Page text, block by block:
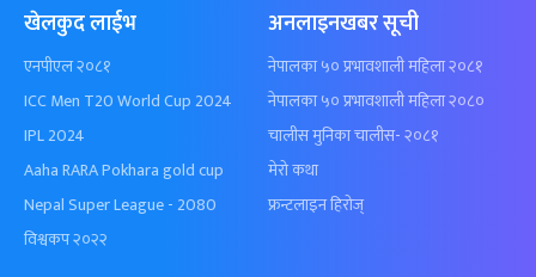
खेलकुद लाईभ
एनपीएल २०८१
ICC Men T20 World Cup 2024
IPL 2024
Aaha RARA Pokhara gold cup
Nepal Super League - 2080
विश्वकप २०२२
अनलाइनखबर सूची
नेपालका ५० प्रभावशाली महिला २०८१
नेपालका ५० प्रभावशाली महिला २०८०
चालीस मुनिका चालीस- २०८१
मेरो कथा
फ्रन्टलाइन हिरोज्